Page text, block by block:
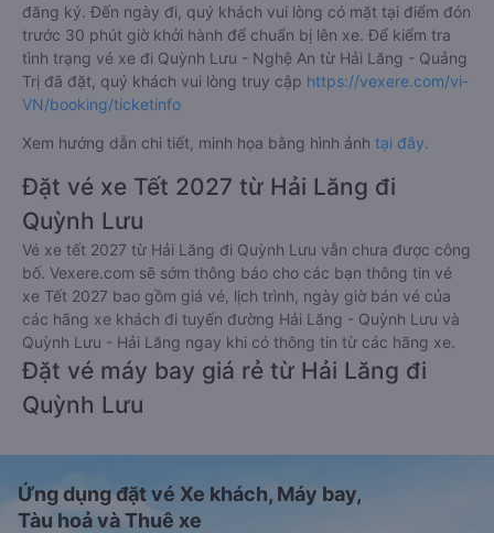
đăng ký. Đến ngày đi, quý khách vui lòng có mặt tại điểm đón
trước 30 phút giờ khởi hành để chuẩn bị lên xe. Để kiểm tra
tình trạng vé xe đi Quỳnh Lưu - Nghệ An từ Hải Lăng - Quảng
Trị đã đặt, quý khách vui lòng truy cập https://vexere.com/vi-
VN/booking/ticketinfo
Xem hướng dẫn chi tiết, minh họa bằng hình ảnh tại đây.
Đặt vé xe Tết 2027 từ Hải Lăng đi
Quỳnh Lưu
Vé xe tết 2027 từ Hải Lăng đi Quỳnh Lưu vẫn chưa được công
bố. Vexere.com sẽ sớm thông báo cho các bạn thông tin vé
xe Tết 2027 bao gồm giá vé, lịch trình, ngày giờ bán vé của
các hãng xe khách đi tuyến đường Hải Lăng - Quỳnh Lưu và
Quỳnh Lưu - Hải Lăng ngay khi có thông tin từ các hãng xe.
Đặt vé máy bay giá rẻ từ Hải Lăng đi
Quỳnh Lưu
Ứng dụng đặt vé Xe khách, Máy bay,
Tàu hoả và Thuê xe